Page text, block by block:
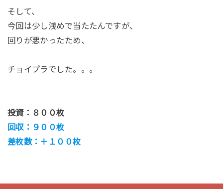
そして、
今回は少し浅めで当たたんですが、
回りが悪かったため、
チョイプラでした。。。
投資：８００枚
回収：９００枚
差枚数：＋１００枚